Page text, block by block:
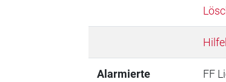
Alarmierte
FF